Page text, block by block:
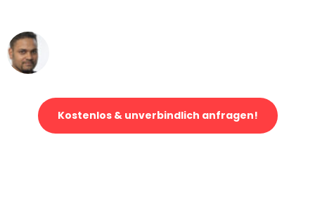
Kostenlos & unverbindlich anfragen!